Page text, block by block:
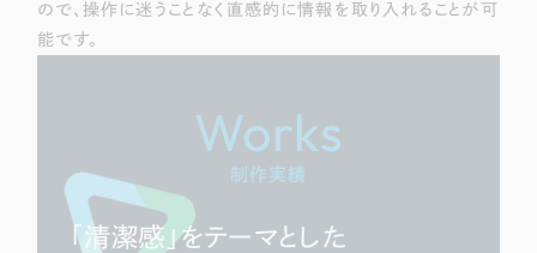
ので、操作に迷うことなく直感的に情報を取り入れることが可
能です。
Works
制作実績
「清潔感」をテーマとした